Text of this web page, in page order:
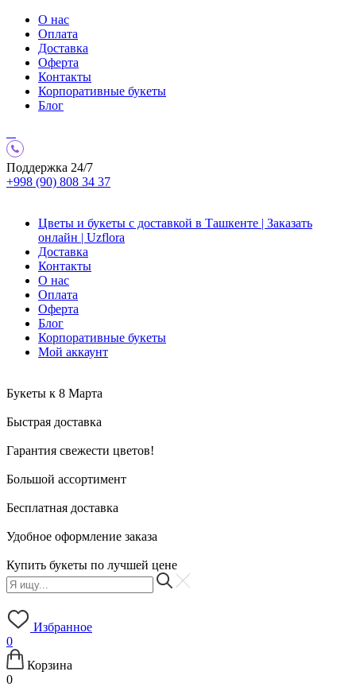
О нас
Оплата
Доставка
Оферта
Контакты
Корпоративные букеты
Блог
Поддержка 24/7
+998 (90) 808 34 37
Цветы и букеты с доставкой в Ташкенте | Заказать
онлайн | Uzflora
Доставка
Контакты
О нас
Оплата
Оферта
Блог
Корпоративные букеты
Мой аккаунт
Букеты к 8 Марта
Быстрая доставка
Гарантия свежести цветов!
Большой ассортимент
Бесплатная доставка
Удобное оформление заказа
Купить букеты по лучшей цене
Избранное
0
Корзина
0